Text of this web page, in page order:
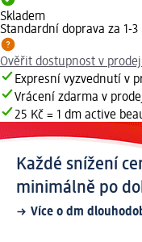
Skladem
Standardní doprava za 1-
Ověřit dostupnost v
Expresní vyzvednutí v
Vrácení zdarma v
25 Kč = 1 dm active
Každé snížení
minimálně po
Více o dm